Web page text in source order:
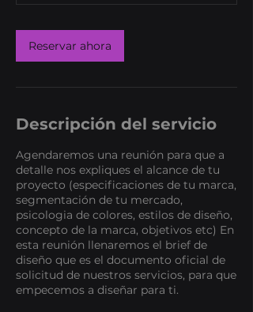
Reservar ahora
Descripción del servicio
Agendaremos una reunión para que a
detalle nos expliques el alcance de tu
proyecto (especificaciones de tu marca,
segmentación de tu mercado,
psicologia de colores, estilos de diseño,
concepto de la marca, objetivos etc) En
esta reunión llenaremos el brief de
diseño que es el documento oficial de
solicitud de nuestros servicios, para que
empecemos a diseñar para ti.